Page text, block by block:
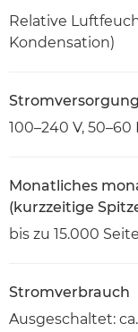
Relative
Kondensation)
Stromversorgung
100–240 V, 50–60
Monatliches
(kurzzeitige
bis zu 15.000
Stromverbrauch
Ausgeschaltet: